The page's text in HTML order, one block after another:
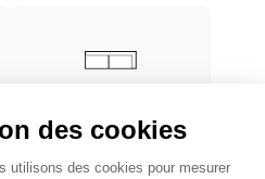
des cookies
utilisons des cookies pour mesurer